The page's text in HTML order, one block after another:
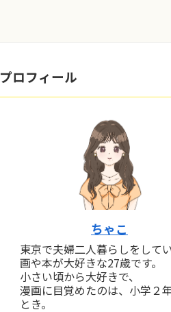
プロフィール
ちゃこ
東京で夫婦二人暮らしをして
画や本が大好きな27歳です。
小さい頃から大好きで、
漫画に目覚めたのは、小学２
とき。